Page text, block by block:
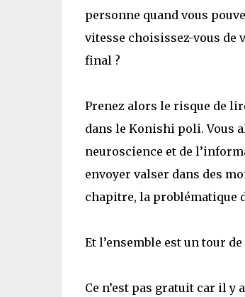
personne quand vous
vitesse choisissez-vous de
final ?
Prenez alors le risque de
dans le Konishi poli. Vous
neuroscience et de
envoyer valser dans des
chapitre, la problématique
Et l’ensemble est un tour
Ce n’est pas gratuit car il